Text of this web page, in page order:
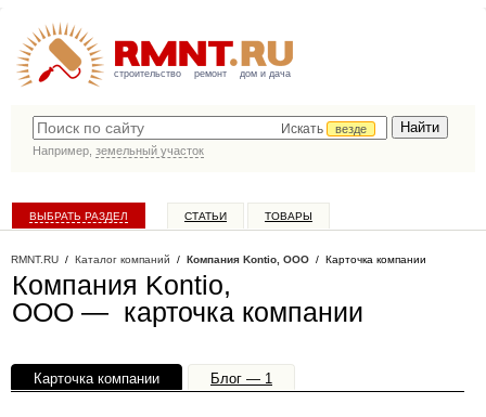
строительство ремонт дом и дача
Искать
везде
Например, земельный участок
ВЫБРАТЬ РАЗДЕЛ СТАТЬИ ТОВАРЫ
RMNT.RU / Каталог компаний / Компания Kontio, ООО / Карточка компании
Компания Kontio,
ООО — карточка компании
Карточка компании
Блог — 1